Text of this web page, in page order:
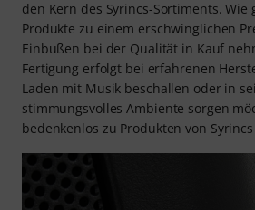
den Kern des Syrincs-Sortiments. Wie
Produkte zu einem erschwinglichen
Einbußen bei der Qualität in Kauf
Fertigung erfolgt bei erfahrenen
Laden mit Musik beschallen oder in
stimmungsvolles Ambiente sorgen
bedenkenlos zu Produkten von